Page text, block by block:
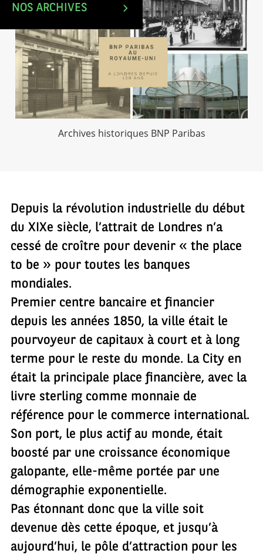
NOS ARCHIVES
Archives historiques BNP Paribas
Depuis la révolution industrielle du début
du XIXe siècle, l’attrait de Londres n’a
cessé de croître pour devenir « the place
to be » pour toutes les banques
mondiales.
Premier centre bancaire et financier
depuis les années 1850, la ville était le
pourvoyeur de capitaux à court et à long
terme pour le reste du monde. La City en
était la principale place financière, avec la
livre sterling comme monnaie de
référence pour le commerce international.
Son port, le plus actif au monde, était
boosté par une croissance économique
galopante, elle-même portée par une
démographie exponentielle.
Pas étonnant donc que la ville soit
devenue dès cette époque, et jusqu’à
aujourd’hui, le pôle d’attraction pour les